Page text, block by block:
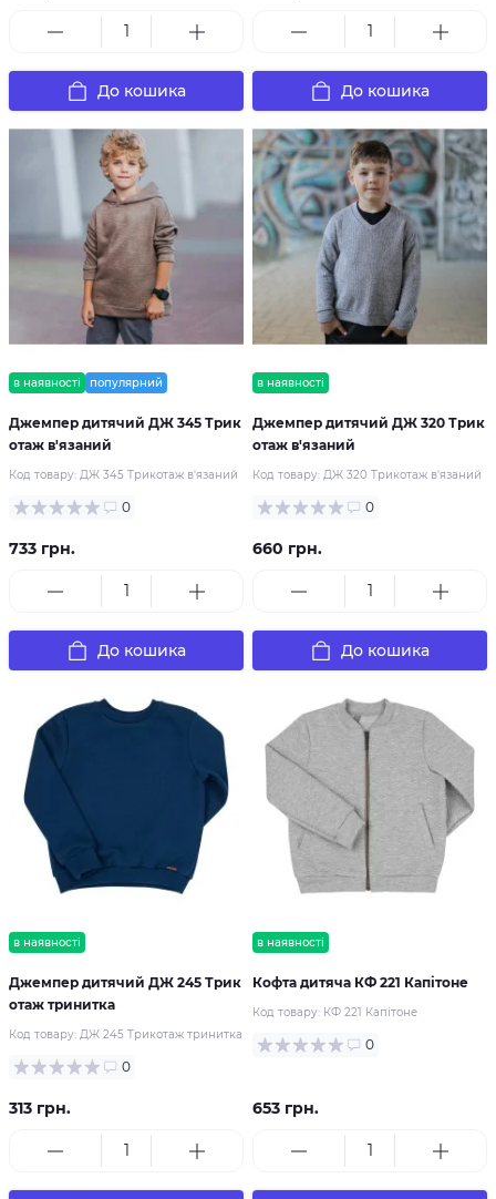
До кошика До кошика
в наявності популярний
Джемпер дитячий ДЖ 345 Трик
отаж в'язаний
Код товару: ДЖ 345 Трикотаж в'язаний
0
733 грн.
До кошика
в наявності
Джемпер дитячий ДЖ 320 Трик
отаж в'язаний
Код товару: ДЖ 320 Трикотаж в'язаний
0
660 грн.
До кошика
в наявності
Джемпер дитячий ДЖ 245 Трик
отаж тринитка
Код товару: ДЖ 245 Трикотаж тринитка
0
313 грн.
в наявності
Кофта дитяча КФ 221 Капітоне
Код товару: КФ 221 Капітоне
0
653 грн.